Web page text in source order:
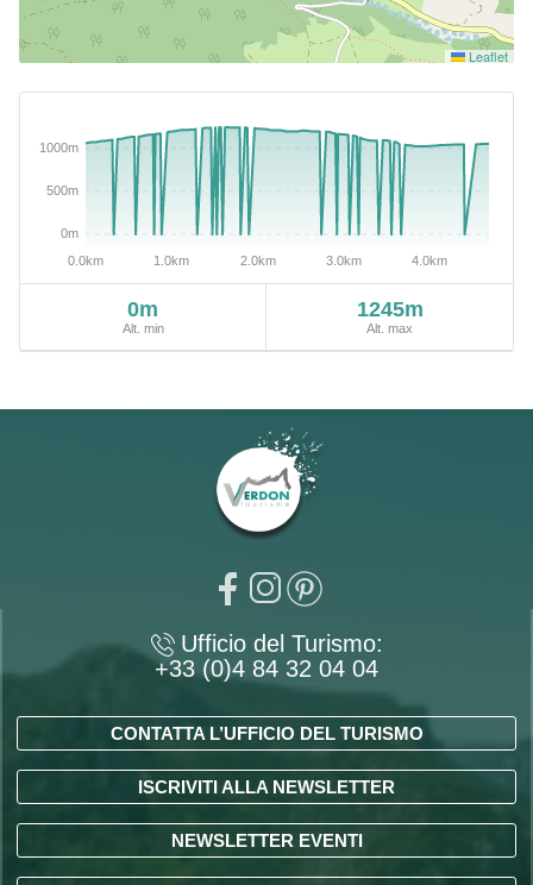
Leaflet
0m
Alt. min
1245m
Alt. max
Ufficio del Turismo:
+33 (0)4 84 32 04 04
CONTATTA L’UFFICIO DEL TURISMO
ISCRIVITI ALLA NEWSLETTER
NEWSLETTER EVENTI